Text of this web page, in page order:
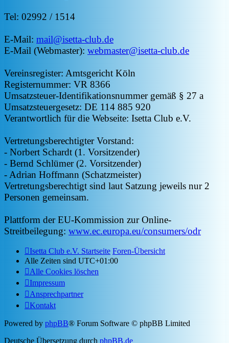
Tel: 02992 / 1514
E-Mail: mail@isetta-club.de
E-Mail (Webmaster): webmaster@isetta-club.de
Vereinsregister: Amtsgericht Köln
Registernummer: VR 8366
Umsatzsteuer-Identifikationsnummer gemäß § 27 a
Umsatzsteuergesetz: DE 114 885 920
Verantwortlich für die Webseite: Isetta Club e.V.
Vertretungsberechtigter Vorstand:
- Norbert Schardt (1. Vorsitzender)
- Bernd Schlümer (2. Vorsitzender)
- Adrian Hoffmann (Schatzmeister)
Vertretungsberechtigt sind laut Satzung jeweils nur 2
Personen gemeinsam.
Plattform der EU-Kommission zur Online-
Streitbeilegung: www.ec.europa.eu/consumers/odr
Isetta Club e.V. Startseite Foren-Übersicht
Alle Zeiten sind UTC+01:00
Alle Cookies löschen
Impressum
Ansprechpartner
Kontakt
Powered by phpBB® Forum Software © phpBB Limited
Deutsche Übersetzung durch phpBB.de